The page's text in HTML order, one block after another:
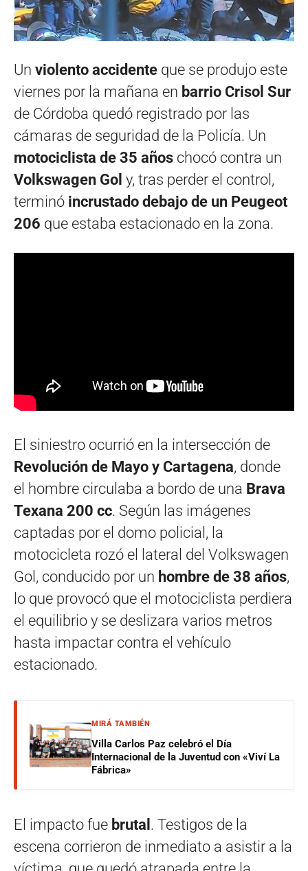
Un violento accidente que se produjo este
viernes por la mañana en barrio Crisol Sur
de Córdoba quedó registrado por las
cámaras de seguridad de la Policía. Un
motociclista de 35 años chocó contra un
Volkswagen Gol y, tras perder el control,
terminó incrustado debajo de un Peugeot
206 que estaba estacionado en la zona.
El siniestro ocurrió en la intersección de
Revolución de Mayo y Cartagena, donde
el hombre circulaba a bordo de una Brava
Texana 200 cc. Según las imágenes
captadas por el domo policial, la
motocicleta rozó el lateral del Volkswagen
Gol, conducido por un hombre de 38 años,
lo que provocó que el motociclista perdiera
el equilibrio y se deslizara varios metros
hasta impactar contra el vehículo
estacionado.
MIRÁ TAMBIÉN
Villa Carlos Paz celebró el Día
Internacional de la Juventud con «Viví La
Fábrica»
El impacto fue brutal . Testigos de la
escena corrieron de inmediato a asistir a la